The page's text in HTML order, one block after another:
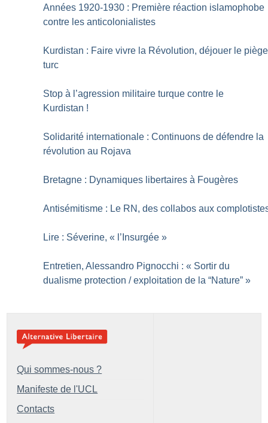
Années 1920-1930 : Première réaction islamophobe
contre les anticolonialistes
Kurdistan : Faire vivre la Révolution, déjouer le piège
turc
Stop à l’agression militaire turque contre le
Kurdistan !
Solidarité internationale : Continuons de défendre la
révolution au Rojava
Bretagne : Dynamiques libertaires à Fougères
Antisémitisme : Le RN, des collabos aux
Lire : Séverine, « l’Insurgée »
Entretien, Alessandro Pignocchi : « Sortir du
dualisme protection / exploitation de la “Nature” »
Qui sommes-nous ?
Manifeste de l'UCL
Contacts